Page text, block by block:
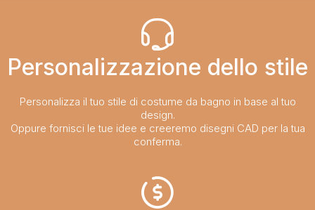
Personalizzazione dello stile​​​​​​​
Personalizza il tuo stile di costume da bagno in base al tuo
design.
Oppure fornisci le tue idee e creeremo disegni CAD per la tua
conferma.